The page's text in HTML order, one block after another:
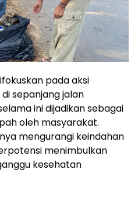
pada aksi
sepanjang jalan
ini dijadikan sebagai
oleh masyarakat.
mengurangi keindahan
menimbulkan
kesehatan